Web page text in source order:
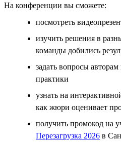
На конференции вы сможете:
посмотреть
изучить решения в
команды добились
задать вопросы
практики
узнать на
как жюри оценивает
получить промокод на
Перезагрузка 2026 в